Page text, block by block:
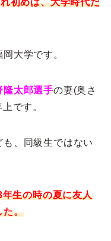
初めは、大学時代だ
大学です。
隆太郎選手の妻(奥さ
です。
、同級生ではない
生の時の夏に友人
た。